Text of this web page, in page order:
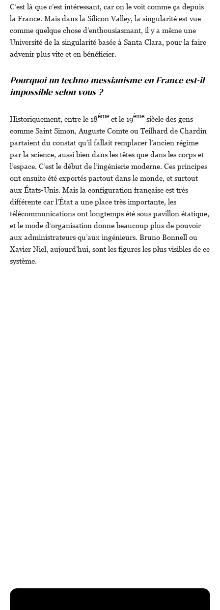
C’est là que c’est intéressant, car on le voit comme ça depuis
la France. Mais dans la Silicon Valley, la singularité est vue
comme quelque chose d’enthousiasmant, il y a même une
Université de la singularité basée à Santa Clara, pour la faire
advenir plus vite et en bénéficier.
Pourquoi un techno messianisme en France est-il
impossible selon vous ?
Historiquement, entre le 18ème et le 19ème siècle des gens
comme Saint Simon, Auguste Comte ou Teilhard de Chardin
partaient du constat qu’il fallait remplacer l’ancien régime
par la science, aussi bien dans les têtes que dans les corps et
l’espace. C’est le début de l’ingénierie moderne. Ces principes
ont ensuite été exportés partout dans le monde, et surtout
aux États-Unis. Mais la configuration française est très
différente car l’État a une place très importante, les
télécommunications ont longtemps été sous pavillon étatique,
et le mode d’organisation donne beaucoup plus de pouvoir
aux administrateurs qu’aux ingénieurs. Bruno Bonnell ou
Xavier Niel, aujourd’hui, sont les figures les plus visibles de ce
système.